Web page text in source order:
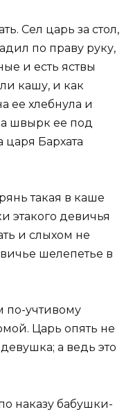
Сел царь за стол,
по праву руку,
и есть яствы
кашу, и как
ее хлебнула и
швырк ее под
царя Бархата
такая в каше
этакого девичья
и слыхом не
шелепетье в
по-учтивому
Царь опять не
а ведь это
наказу бабушки-